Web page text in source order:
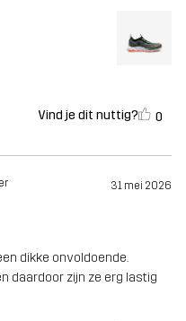
Vind je dit nuttig? 0
31 mei 2026
dikke onvoldoende.
daardoor zijn ze erg lastig